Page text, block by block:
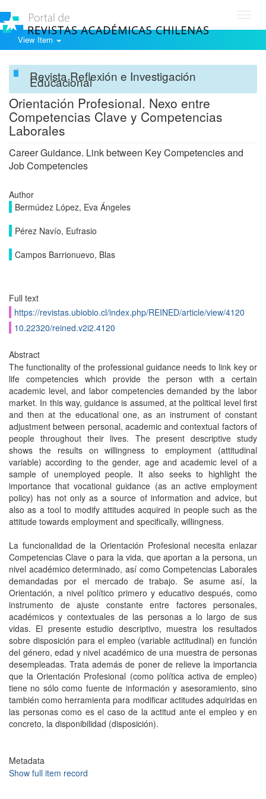
View Item
Revista Reflexión e Investigación
Educacional
Orientación Profesional. Nexo entre
Competencias Clave y Competencias
Laborales
Career Guidance. Link between Key Competencies and
Job Competencies
Author
Bermúdez López, Eva Ángeles
Pérez Navío, Eufrasio
Campos Barrionuevo, Blas
Full text
https://revistas.ubiobio.cl/index.php/REINED/article/view/4120
10.22320/reined.v2i2.4120
Abstract
The functionality of the professional guidance needs to link key or
life competencies which provide the person with a certain
academic level, and labor competencies demanded by the labor
market. In this way, guidance is assumed, at the political level first
and then at the educational one, as an instrument of constant
adjustment between personal, academic and contextual factors of
people throughout their lives. The present descriptive study
shows the results on willingness to employment (attitudinal
variable) according to the gender, age and academic level of a
sample of unemployed people. It also seeks to highlight the
importance that vocational guidance (as an active employment
policy) has not only as a source of information and advice, but
also as a tool to modify attitudes acquired in people such as the
attitude towards employment and specifically, willingness.
La funcionalidad de la Orientación Profesional necesita enlazar
Competencias Clave o para la vida, que aportan a la persona, un
nivel académico determinado, así como Competencias Laborales
demandadas por el mercado de trabajo. Se asume así, la
Orientación, a nivel político primero y educativo después, como
instrumento de ajuste constante entre factores personales,
académicos y contextuales de las personas a lo largo de sus
vidas. El presente estudio descriptivo, muestra los resultados
sobre disposición para el empleo (variable actitudinal) en función
del género, edad y nivel académico de una muestra de personas
desempleadas. Trata además de poner de relieve la importancia
que la Orientación Profesional (como política activa de empleo)
tiene no sólo como fuente de información y asesoramiento, sino
también como herramienta para modificar actitudes adquiridas en
las personas como es el caso de la actitud ante el empleo y en
concreto, la disponibilidad (disposición).
Metadata
Show full item record